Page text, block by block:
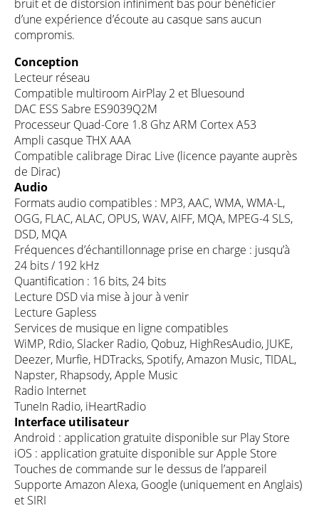
bruit et de distorsion infiniment bas pour bénéficier
d’une expérience d’écoute au casque sans aucun
compromis.
Conception
Lecteur réseau
Compatible multiroom AirPlay 2 et Bluesound
DAC ESS Sabre ES9039Q2M
Processeur Quad-Core 1.8 Ghz ARM Cortex A53
Ampli casque THX AAA
Compatible calibrage Dirac Live (licence payante auprès
de Dirac)
Audio
Formats audio compatibles : MP3, AAC, WMA, WMA-L,
OGG, FLAC, ALAC, OPUS, WAV, AIFF, MQA, MPEG-4 SLS,
DSD, MQA
Fréquences d’échantillonnage prise en charge : jusqu’à
24 bits / 192 kHz
Quantification : 16 bits, 24 bits
Lecture DSD via mise à jour à venir
Lecture Gapless
Services de musique en ligne compatibles
WiMP, Rdio, Slacker Radio, Qobuz, HighResAudio, JUKE,
Deezer, Murfie, HDTracks, Spotify, Amazon Music, TIDAL,
Napster, Rhapsody, Apple Music
Radio Internet
TuneIn Radio, iHeartRadio
Interface utilisateur
Android : application gratuite disponible sur Play Store
iOS : application gratuite disponible sur Apple Store
Touches de commande sur le dessus de l’appareil
Supporte Amazon Alexa, Google (uniquement en Anglais)
et SIRI